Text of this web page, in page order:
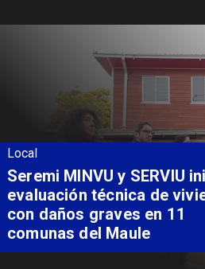
Local
Fondo Orasmi entrega
familia de Romeral para
costear alimentación
especializada de niño con
Síndrome de Intestino